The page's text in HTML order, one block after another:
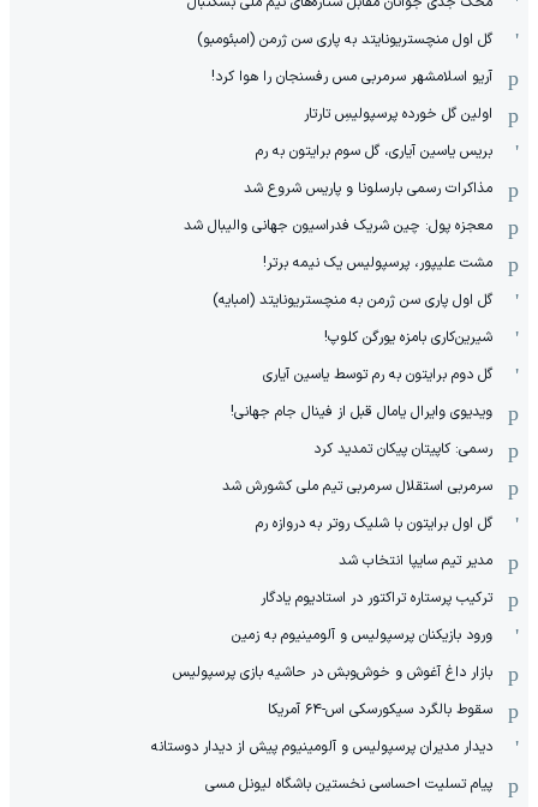
گل اول منچستریونایتد به پاری سن ژرمن (امبئومبو)
آریو اسلامشهر سرمربی مس رفسنجان را هوا کرد!
اولین گل خورده پرسپولیسِ تارتار
بریس یاسین آیاری، گل سوم برایتون به رم
مذاکرات رسمی بارسلونا و پاریس شروع شد
معجزه پول: چین شریک فدراسیون جهانی والیبال شد
مشت علیپور، پرسپولیس یک نیمه برتر!
گل اول پاری سن ژرمن به منچستریونایتد (امبایه)
شیرین‌کاری بامزه یورگن کلوپ!
گل دوم برایتون به رم توسط یاسین آیاری
ویدیوی وایرال یامال قبل از فینال جام جهانی!
رسمی: کاپیتان پیکان تمدید کرد
سرمربی استقلال سرمربی تیم ملی کشورش شد
گل اول برایتون با شلیک روتر به دروازه رم
مدیر تیم سایپا انتخاب شد
ترکیب پرستاره تراکتور در استادیوم یادگار
ورود بازیکنان پرسپولیس و آلومینیوم به زمین
بازار داغ آغوش و خوش‌و‌بش در حاشیه بازی پرسپولیس
سقوط بالگرد سیکورسکی اس-۶۴ آمریکا
دیدار مدیران پرسپولیس و آلومینیوم پیش از دیدار دوستانه
پیام تسلیت احساسی نخستین باشگاه لیونل مسی